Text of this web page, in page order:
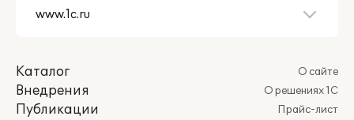
Каталог
Внедрения
Публикации
О сайте
О решениях 1С
Прайс-лист